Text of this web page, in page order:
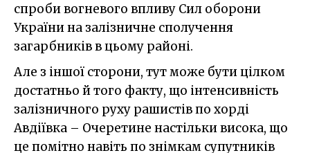
спроби вогневого впливу Сил оборони
України на залізничне сполучення
загарбників в цьому районі.
Але з іншої сторони, тут може бути цілком
достатньо й того факту, що інтенсивність
залізничного руху рашистів по хорді
Авдіївка – Очеретине настільки висока, що
це помітно навіть по знімкам супутників